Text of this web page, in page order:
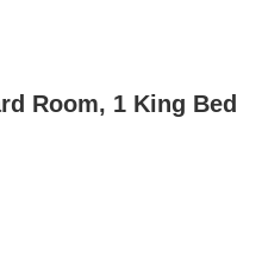
Room, 1 King Bed